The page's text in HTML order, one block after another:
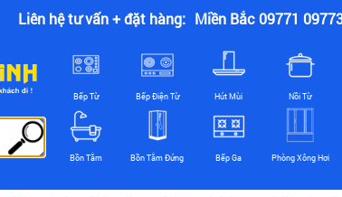
Liên hệ tư vấn + đặt hàng: Miền Bắc 09771
Bếp Từ Bếp Điện Từ Hút Mùi Nồi Từ
Bồn Tắm Bồn Tắm Đứng Bếp Ga Phòng Xông Hơi